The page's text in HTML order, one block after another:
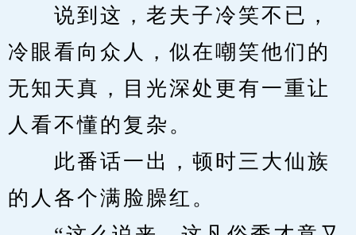
说到这，老夫子冷笑不已，
冷眼看向众人，似在嘲笑他们的
无知天真，目光深处更有一重让
人看不懂的复杂。
此番话一出，顿时三大仙族
的人各个满脸臊红。